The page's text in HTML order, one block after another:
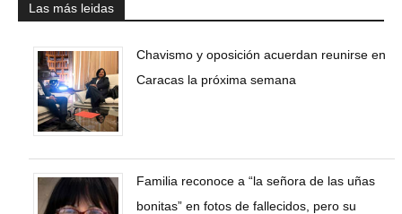
Las más leidas
Chavismo y oposición acuerdan reunirse en
Caracas la próxima semana
Familia reconoce a “la señora de las uñas
bonitas” en fotos de fallecidos, pero su